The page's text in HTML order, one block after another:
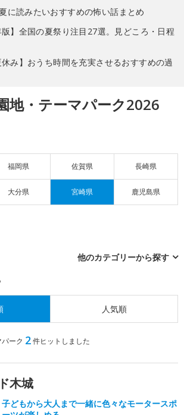
夏に読みたいおすすめの怖い話まとめ
版】全国の夏祭り注目27選。見どころ・日程
休み】おうち時間を充実させるおすすめの過
地・テーマパーク2026
福岡県 佐賀県 長崎県
大分県 宮崎県 鹿児島県
他のカテゴリーから探す
人気順
ーク 2件ヒットしました
木城
子どもから大人まで一緒に色々なモータースポ